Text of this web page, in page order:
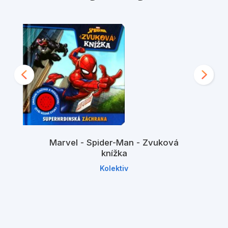
Spider-Man - Neuvěřitelný Spider-Hulk
Spider-Man - Mega obleva
Spider-Man - Útok nezvaných hostů
Spider-Man - Kousnutí Černé vdovy
Spider-Man - Mysteriova pomsta
Marvel - Spider-Man - Zvuková
knížka
Kolektiv